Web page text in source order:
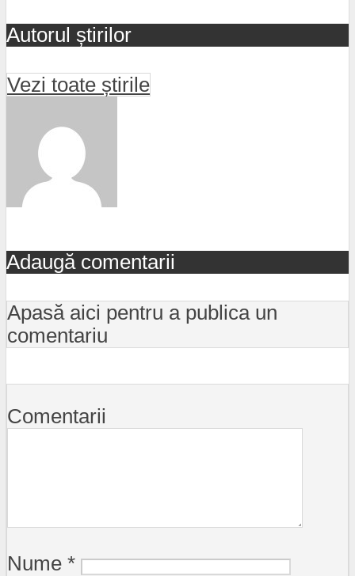
Autorul știrilor
Vezi toate știrile
Adaugă comentarii
Apasă aici pentru a publica un
comentariu
Comentarii
Nume *